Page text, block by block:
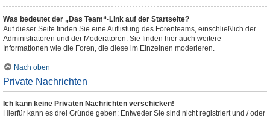
Was bedeutet der „Das Team“-Link auf der Startseite?
Auf dieser Seite finden Sie eine Auflistung des Forenteams, einschließlich der
Administratoren und der Moderatoren. Sie finden hier auch weitere
Informationen wie die Foren, die diese im Einzelnen moderieren.
Nach oben
Private Nachrichten
Ich kann keine Privaten Nachrichten verschicken!
Hierfür kann es drei Gründe geben: Entweder Sie sind nicht registriert und / oder